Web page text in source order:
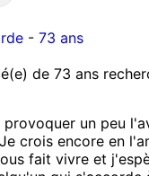
- 73 ans
de 73 ans
un peu
crois encore en
fait vivre et